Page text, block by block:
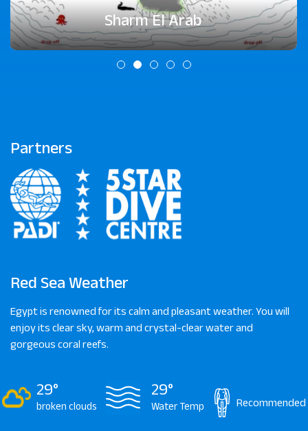
Sharm El Arab
Partners
Red Sea Weather
Egypt is renowned for its calm and pleasant weather. You will
enjoy its clear sky, warm and crystal-clear water and
gorgeous coral reefs.
29°
broken clouds
29°
Water Temp Recommended